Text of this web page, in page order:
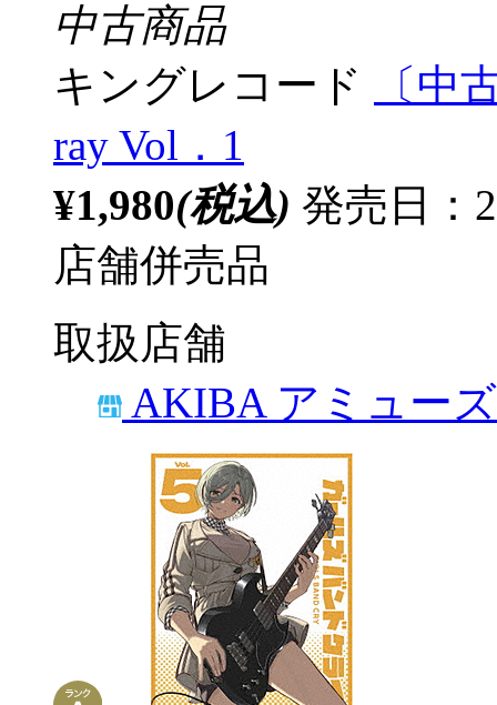
中古商品
キングレコード
〔中
ray Vol．1
¥1,980(税込) 発売日：
店舗併売品
取扱店舗
AKIBA アミュー